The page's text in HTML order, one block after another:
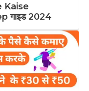
Kaise
गाइड 2024